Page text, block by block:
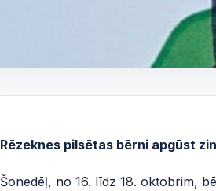
Rēzeknes pilsētas bērni apgūst
Šonedēļ, no 16. līdz 18. oktobrim,